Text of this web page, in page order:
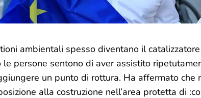
ambientali spesso diventano il
persone sentono di aver assistito
un punto di rottura. Ha affermato che
alla costruzione nell’area protetta di